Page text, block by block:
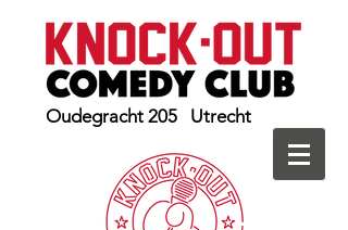
Oudegracht 205 Utrecht